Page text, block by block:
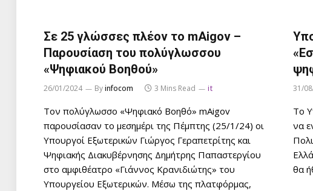
Σε 25 γλώσσες πλέον το mAigov –
Παρουσίαση του πολύγλωσσου
«Ψηφιακού Βοηθού»
26/01/2024 Byinfocom 3 Mins Read it
Τον πολύγλωσσο «Ψηφιακό Βοηθό» mAigov
παρουσίασαν το μεσημέρι της Πέμπτης (25/1/24) οι
Υπουργοί Εξωτερικών Γιώργος Γεραπετρίτης και
Ψηφιακής Διακυβέρνησης Δημήτρης Παπαστεργίου
στο αμφιθέατρο «Γιάννος Κρανιδιώτης» του
Υπουργείου Εξωτερικών. Μέσω της πλατφόρμας,
31/
Το
να
θα